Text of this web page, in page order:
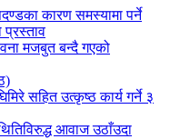
कारण समस्यामा पर्ने
मजबुत बन्दै गएको
सहित उत्कृष्ठ कार्य गर्ने ३
आवाज उठाँउदा